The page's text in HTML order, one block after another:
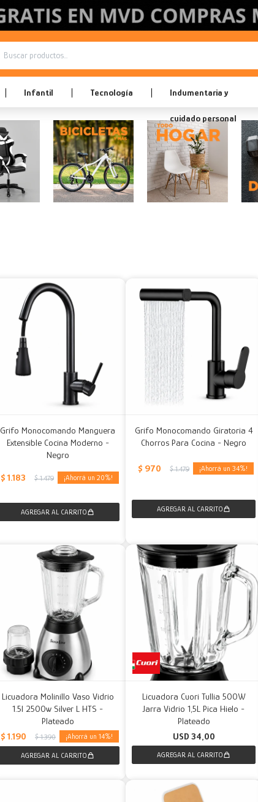
Infantil Tecnología Indumentaria y
cuidado personal
Grifo Monocomando Manguera
Extensible Cocina Moderno -
Negro
$ 1.183 $ 1.479 20
Grifo Monocomando Giratoria 4
Chorros Para Cocina - Negro
$ 970 $ 1.479 34
Licuadora Molinillo Vaso Vidrio
1.5l 2500w Silver L HTS -
Plateado
$ 1.190 $ 1.390 14
Licuadora Cuori Tullia 500W
Jarra Vidrio 1,5L Pica Hielo -
Plateado
USD 34,00